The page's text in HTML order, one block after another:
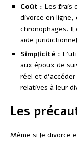
Coût : Les frais
divorce en ligne,
chronophages.
aide
Simplicité :
aux époux de
réel et
relatives à leur
Les
Même si le divorce